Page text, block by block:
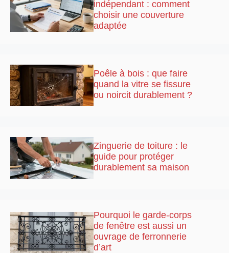
indépendant : comment
choisir une couverture
adaptée
Poêle à bois : que faire
quand la vitre se fissure
ou noircit durablement ?
Zinguerie de toiture : le
guide pour protéger
durablement sa maison
Pourquoi le garde-corps
de fenêtre est aussi un
ouvrage de ferronnerie
d’art